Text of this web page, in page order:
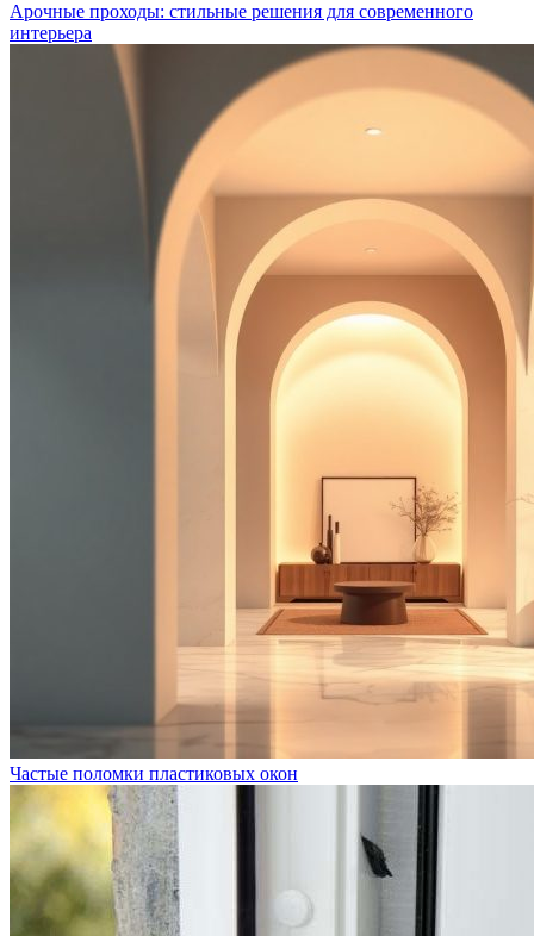
Арочные проходы: стильные решения для современного
интерьера
Частые поломки пластиковых окон